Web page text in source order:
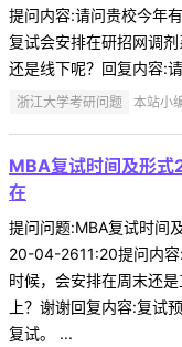
提问内容:请问贵校今年
复试会安排在研招网调
还是线下呢？回复内容:
浙江大学考研问题 本站小
MBA复试时间及形
在
提问问题:MBA复试时间
20-04-2611:20提问内
时候，会安排在周末还
上？谢谢回复内容:复试
复试。 ...